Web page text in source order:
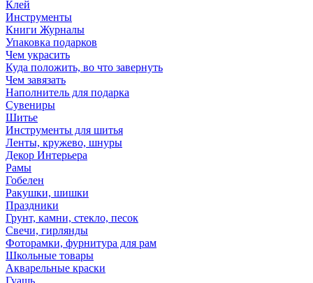
Клей
Инструменты
Книги Журналы
Упаковка подарков
Чем украсить
Куда положить, во что завернуть
Чем завязать
Наполнитель для подарка
Сувениры
Шитье
Инструменты для шитья
Ленты, кружево, шнуры
Декор Интерьера
Рамы
Гобелен
Ракушки, шишки
Праздники
Грунт, камни, стекло, песок
Свечи, гирлянды
Фоторамки, фурнитура для рам
Школьные товары
Акварельные краски
Гуашь